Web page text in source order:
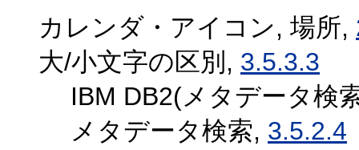
カレンダ・アイコン, 場所,
大/小文字の区別, 3.5.3.3
IBM DB2(メタデータ検
メタデータ検索, 3.5.2.4